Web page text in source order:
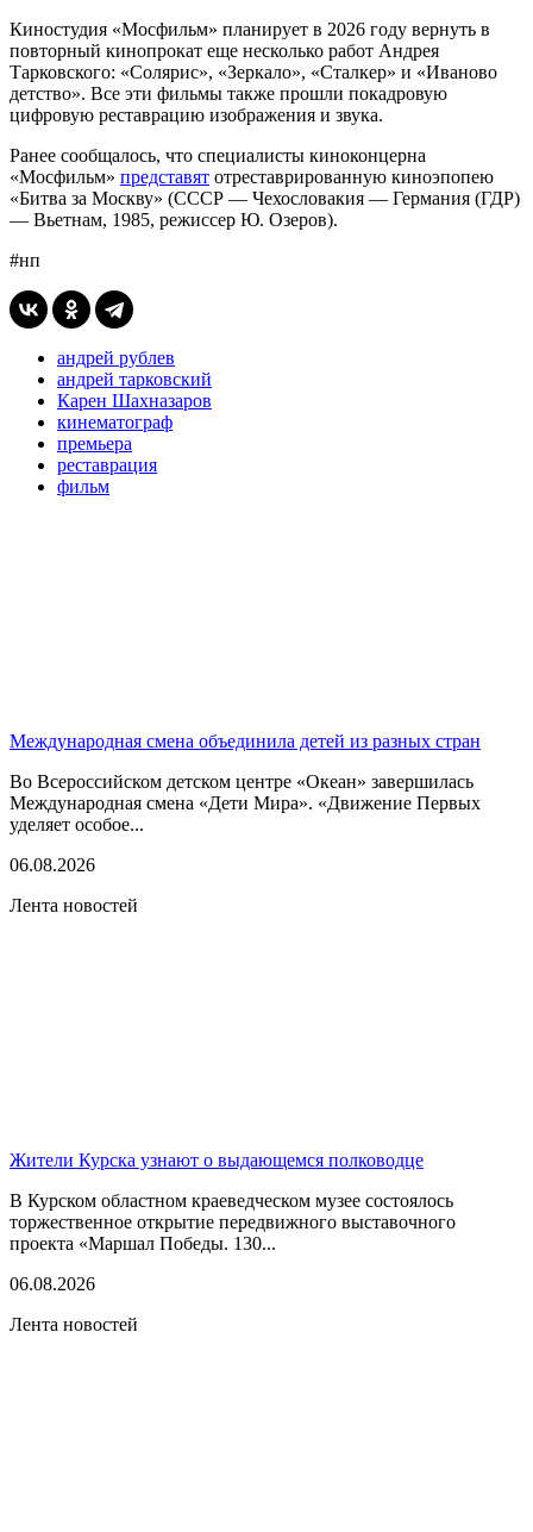
Киностудия «Мосфильм» планирует в 2026 году вернуть в
повторный кинопрокат еще несколько работ Андрея
Тарковского: «Солярис», «Зеркало», «Сталкер» и «Иваново
детство». Все эти фильмы также прошли покадровую
цифровую реставрацию изображения и звука.
Ранее сообщалось, что специалисты киноконцерна
«Мосфильм» представят отреставрированную киноэпопею
«Битва за Москву» (СССР — Чехословакия — Германия (ГДР)
— Вьетнам, 1985, режиссер Ю. Озеров).
#нп
андрей рублев
андрей тарковский
Карен Шахназаров
кинематограф
премьера
реставрация
фильм
Международная смена объединила детей из разных стран
Во Всероссийском детском центре «Океан» завершилась
Международная смена «Дети Мира». «Движение Первых
уделяет особое...
06.08.2026
Лента новостей
Жители Курска узнают о выдающемся полководце
В Курском областном краеведческом музее состоялось
торжественное открытие передвижного выставочного
проекта «Маршал Победы. 130...
06.08.2026
Лента новостей